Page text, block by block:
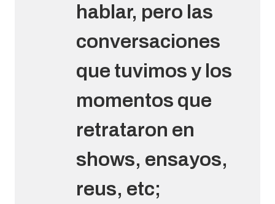
hablar, pero las
conversaciones
que tuvimos y los
momentos que
retrataron en
shows, ensayos,
reus, etc;